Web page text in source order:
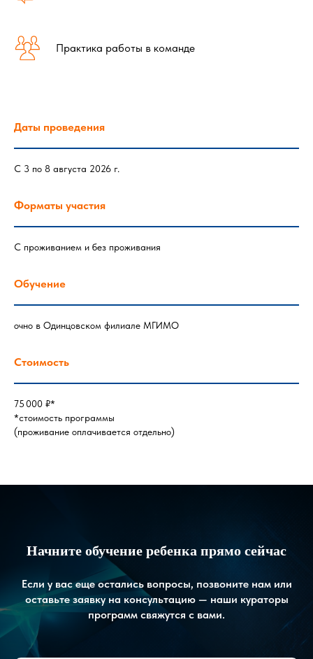
Практика работы в команде
Даты проведения
С 3 по 8 августа 2026 г.
Форматы участия
С проживанием и без проживания
Обучение
очно в Одинцовском филиале МГИМО
Стоимость
75 000 ₽*
*стоимость программы
(проживание оплачивается отдельно)
Начните обучение ребенка прямо сейчас
Если у вас еще остались вопросы, позвоните нам или
оставьте заявку на консультацию — наши кураторы
программ свяжутся с вами.